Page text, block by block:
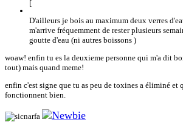
[
D'ailleurs je bois au maximum deux verres
m'arrive fréquemment de rester plusieurs
goutte d'eau (ni autres boissons )
woaw! enfin tu es la deuxieme personne qui m'a dit
tout) mais quand meme!
enfin c'est signe que tu as peu de toxines a éliminé et
fonctionnent bien.